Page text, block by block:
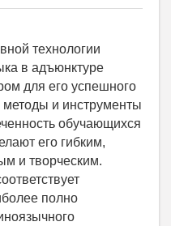
технологии
в адъюнктуре
для его успешного
и инструменты
обучающихся
его гибким,
и творческим.
полно